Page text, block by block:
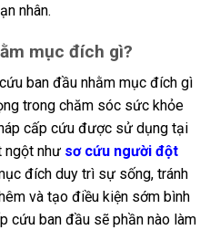
nhân.
mục đích gì?
ban đầu nhằm mục đích gì
trong chăm sóc sức khỏe
cấp cứu được sử dụng tại
ngột như sơ cứu người đột
đích duy trì sự sống, tránh
và tạo điều kiện sớm bình
cứu ban đầu sẽ phần nào làm